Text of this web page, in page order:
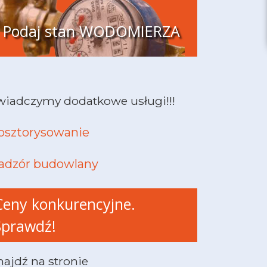
Podaj stan WODOMIERZA
dodatkowe usługi!!!
budowlany
konkurencyjne.
na stronie